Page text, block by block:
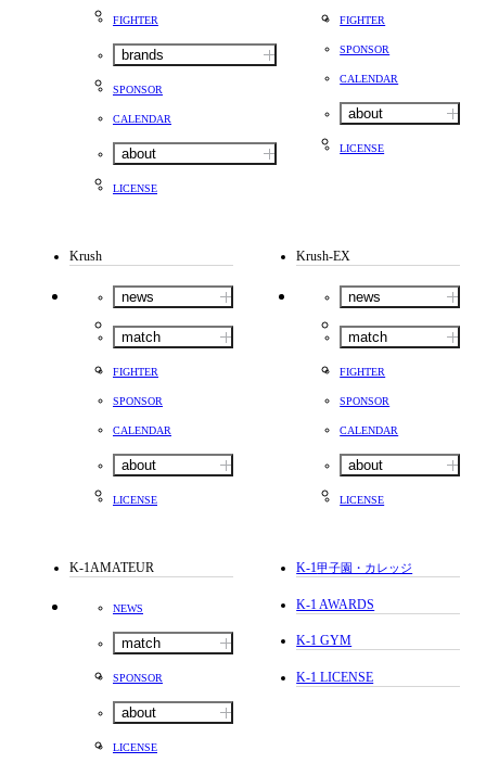
FIGHTER
brands
SPONSOR
CALENDAR
about
LICENSE
FIGHTER
SPONSOR
CALENDAR
about
LICENSE
Krush
news
match
FIGHTER
SPONSOR
CALENDAR
about
LICENSE
Krush-EX
news
match
FIGHTER
SPONSOR
CALENDAR
about
LICENSE
K-1AMATEUR
NEWS
match
SPONSOR
about
LICENSE
K-1甲子園・カレッジ
K-1 AWARDS
K-1 GYM
K-1 LICENSE